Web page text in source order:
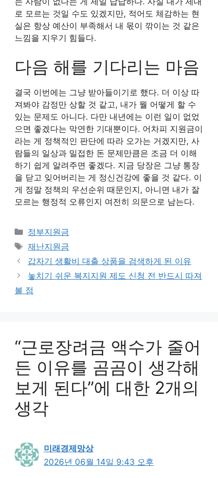
로 모르는 것일 수도 있겠지만, 적어도 체감하는 현
실은 항상 예산이 부족해서 내 몫이 깎이는 것 같은
느낌을 지우기 힘들다.
다음 해를 기다리는 마음
결국 이번에는 그냥 받아들이기로 했다. 더 이상 따
져봐야 감정만 상할 것 같고, 내가 뭘 어떻게 할 수
있는 문제도 아니다. 다만 내년에는 이런 일이 없었
으면 좋겠다는 막연한 기대뿐이다. 어차피 지원금이
라는 게 정책적인 판단에 따라 오가는 거겠지만, 사
람들의 일상과 밀접한 돈 문제만큼은 조금 더 이해
하기 쉽게 알려주면 좋겠다. 지금 당장은 그냥 통장
을 닫고 잊어버리는 게 정신건강에 좋을 것 같다. 이
게 정말 정책의 우선순위 때문인지, 아니면 내가 잘
모르는 행정적 오류인지 여전히 의문으로 남는다.
카
테
리
정부지원금
태
그
재난지원금
갑자기 생활비 대출 상품을 검색하게 된 이유
놓치기 쉬운 복지지원 제도 신청 전 반드시 따져
볼 점
“근로장려금 액수가 줄어
든 이유를 곰곰이 생각해
보게 된다”에 대한 2개의
생각
미래경제망상
2026년 06월 14일 9:43 오후